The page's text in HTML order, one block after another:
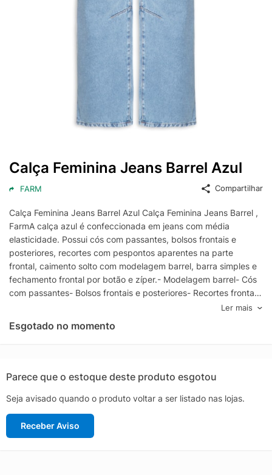
Calça Feminina Jeans Barrel Azul
FARM Compartilhar
Calça Feminina Jeans Barrel Azul Calça Feminina Jeans Barrel ,
FarmA calça azul é confeccionada em jeans com média
elasticidade. Possui cós com passantes, bolsos frontais e
posteriores, recortes com pespontos aparentes na parte
frontal, caimento solto com modelagem barrel, barra simples e
fechamento frontal por botão e zíper.- Modelagem barrel- Cós
com passantes- Bolsos frontais e posteriores- Recortes frontais
com pespontos- Barra simples- Fechamento por botão e
máquinaComposição: 90% Algodão, 8% Poliamida, 2%
Ler mais
Esgotado no momento
Parece que o estoque deste produto esgotou
Seja avisado quando o produto voltar a ser listado nas lojas.
Receber Aviso